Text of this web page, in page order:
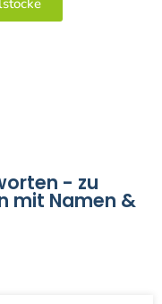
- zu
mit Namen &